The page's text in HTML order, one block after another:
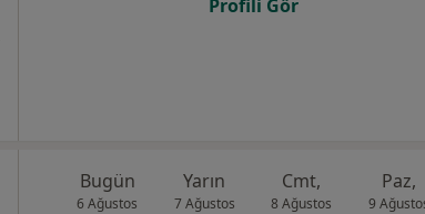
Profili Gör
Bugün
6 Ağustos
Yarın
7 Ağustos
Cmt,
8 Ağustos
Paz,
9